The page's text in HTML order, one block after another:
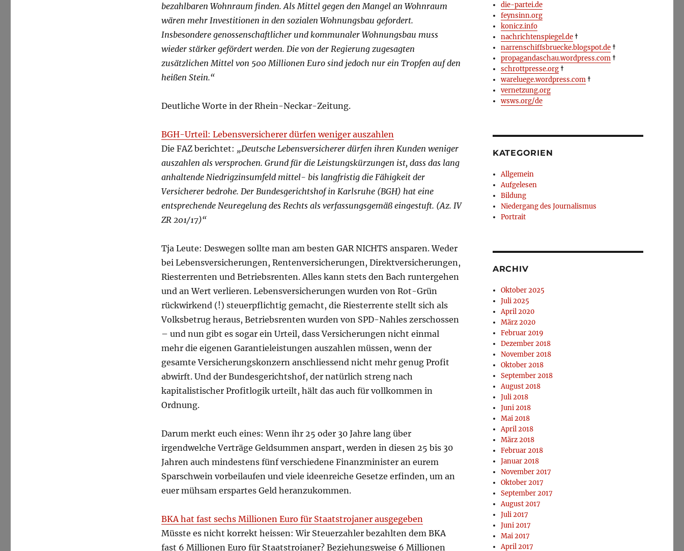
bezahlbaren Wohnraum finden. Als Mittel gegen den Mangel an Wohnraum
wären mehr Investitionen in den sozialen Wohnungsbau gefordert.
Insbesondere genossenschaftlicher und kommunaler Wohnungsbau muss
wieder stärker gefördert werden. Die von der Regierung zugesagten
zusätzlichen Mittel von 500 Millionen Euro sind jedoch nur ein Tropfen auf den
heißen Stein.“
Deutliche Worte in der Rhein-Neckar-Zeitung.
BGH-Urteil: Lebensversicherer dürfen weniger auszahlen
Die FAZ berichtet: „Deutsche Lebensversicherer dürfen ihren Kunden weniger
auszahlen als versprochen. Grund für die Leistungskürzungen ist, dass das lang
anhaltende Niedrigzinsumfeld mittel- bis langfristig die Fähigkeit der
Versicherer bedrohe. Der Bundesgerichtshof in Karlsruhe (BGH) hat eine
entsprechende Neuregelung des Rechts als verfassungsgemäß eingestuft. (Az. IV
ZR 201/17)“
Tja Leute: Deswegen sollte man am besten GAR NICHTS ansparen. Weder
bei Lebensversicherungen, Rentenversicherungen, Direktversicherungen,
Riesterrenten und Betriebsrenten. Alles kann stets den Bach runtergehen
und an Wert verlieren. Lebensversicherungen wurden von Rot-Grün
rückwirkend (!) steuerpflichtig gemacht, die Riesterrente stellt sich als
Volksbetrug heraus, Betriebsrenten wurden von SPD-Nahles zerschossen
– und nun gibt es sogar ein Urteil, dass Versicherungen nicht einmal
mehr die eigenen Garantieleistungen auszahlen müssen, wenn der
gesamte Versicherungskonzern anschliessend nicht mehr genug Profit
abwirft. Und der Bundesgerichtshof, der natürlich streng nach
kapitalistischer Profitlogik urteilt, hält das auch für vollkommen in
Ordnung.
Darum merkt euch eines: Wenn ihr 25 oder 30 Jahre lang über
irgendwelche Verträge Geldsummen anspart, werden in diesen 25 bis 30
Jahren auch mindestens fünf verschiedene Finanzminister an eurem
Sparschwein vorbeilaufen und viele ideenreiche Gesetze erfinden, um an
euer mühsam erspartes Geld heranzukommen.
BKA hat fast sechs Millionen Euro für Staatstrojaner ausgegeben
Müsste es nicht korrekt heissen: Wir Steuerzahler bezahlten dem BKA
fast 6 Millionen Euro für Staatstrojaner? Beziehungsweise 6 Millionen
die-partei.de
feynsinn.org
konicz.info
nachrichtenspiegel.de †
narrenschiffsbruecke.blogspot.de †
propagandaschau.wordpress.com †
schrottpresse.org †
wareluege.wordpress.com †
vernetzung.org
wsws.org/de
KATEGORIEN
Allgemein
Aufgelesen
Bildung
Niedergang des Journalismus
Portrait
ARCHIV
Oktober 2025
Juli 2025
April 2020
März 2020
Februar 2019
Dezember 2018
November 2018
Oktober 2018
September 2018
August 2018
Juli 2018
Juni 2018
Mai 2018
April 2018
März 2018
Februar 2018
Januar 2018
November 2017
Oktober 2017
September 2017
August 2017
Juli 2017
Juni 2017
Mai 2017
April 2017